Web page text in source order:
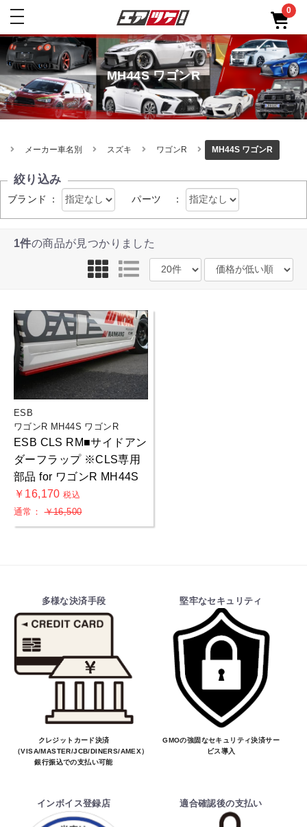
toggle
0
MH44S ワゴンR
メーカー車名別 スズキ ワゴンR MH44S ワゴンR
絞り込み
ブランド ： パーツ ：
1件の商品が見つかりました
ESB
ワゴンR MH44S ワゴンR
ESB CLS RM■サイドアン
ダーフラップ ※CLS専用
部品 for ワゴンR MH44S
￥16,170税込
通常：￥16,500
お買物を続ける カートへ進む
多様な決済手段
クレジットカード決済
（VISA/MASTER/JCB/DINERS/AMEX）、
銀行振込での支払い可能
堅牢なセキュリティ
GMOの強固なセキュリティ決済サー
ビス導入
インボイス登録店 適合確認後の支払い